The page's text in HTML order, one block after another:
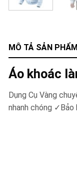
MÔ TẢ SẢN PHẨM
Áo khoác
Dụng Cụ Vàng
nhanh chóng ✓Bảo